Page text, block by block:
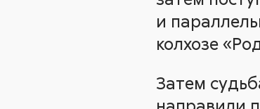
и
колхозе
Затем